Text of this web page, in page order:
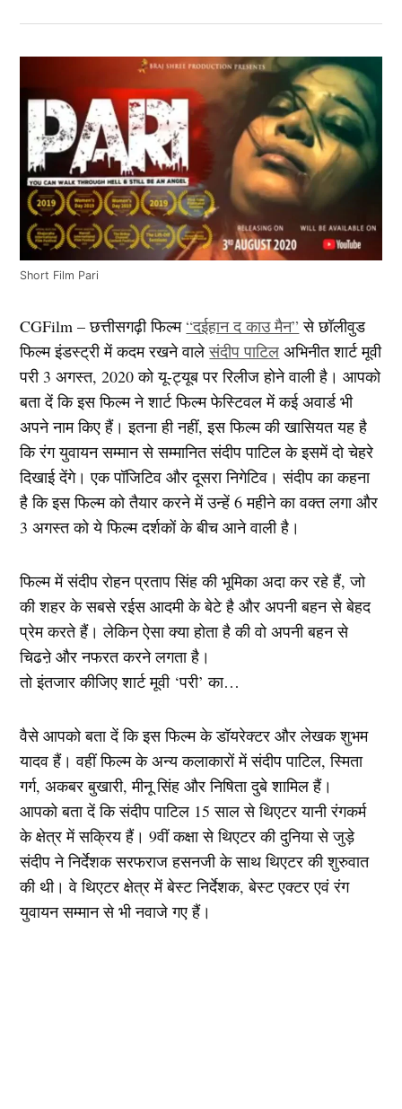
Short Film Pari
CGFilm – छत्तीसगढ़ी फिल्म“दईहान द काउ मैन” से छॉलीवुड
फिल्म इंडस्ट्री में कदम रखने वालेसंदीप पाटिल अभिनीत शार्ट मूवी
परी 3 अगस्त, 2020 को यू-ट्यूब पर रिलीज होने वाली है। आपको
बता दें कि इस फिल्म ने शार्ट फिल्म फेस्टिवल में कई अवार्ड भी
अपने नाम किए हैं। इतना ही नहीं, इस फिल्म की खासियत यह है
कि रंग युवायन सम्मान से सम्मानित संदीप पाटिल के इसमें दो चेहरे
दिखाई देंगे। एक पॉजिटिव और दूसरा निगेटिव। संदीप का कहना
है कि इस फिल्म को तैयार करने में उन्हें 6 महीने का वक्त लगा और
3 अगस्त को ये फिल्म दर्शकों के बीच आने वाली है।
फिल्म में संदीप रोहन प्रताप सिंह की भूमिका अदा कर रहे हैं, जो
की शहर के सबसे रईस आदमी के बेटे है और अपनी बहन से बेहद
प्रेम करते हैं। लेकिन ऐसा क्या होता है की वो अपनी बहन से
चिढऩे और नफरत करने लगता है।
तो इंतजार कीजिए शार्ट मूवी ‘परी’ का…
वैसे आपको बता दें कि इस फिल्म के डॉयरेक्टर और लेखक शुभम
यादव हैं। वहीं फिल्म के अन्य कलाकारों में संदीप पाटिल, स्मिता
गर्ग, अकबर बुखारी, मीनू सिंह और निषिता दुबे शामिल हैं।
आपको बता दें कि संदीप पाटिल 15 साल से थिएटर यानी रंगकर्म
के क्षेत्र में सक्रिय हैं। 9वीं कक्षा से थिएटर की दुनिया से जुड़े
संदीप ने निर्देशक सरफराज हसनजी के साथ थिएटर की शुरुवात
की थी। वे थिएटर क्षेत्र में बेस्ट निर्देशक, बेस्ट एक्टर एवं रंग
युवायन सम्मान से भी नवाजे गए हैं।